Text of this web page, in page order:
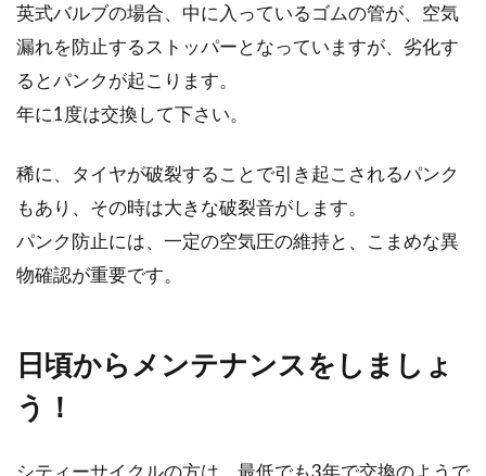
英式バルブの場合、中に入っているゴムの管が、空気
漏れを防止するストッパーとなっていますが、劣化す
るとパンクが起こります。
年に1度は交換して下さい。
稀に、タイヤが破裂することで引き起こされるパンク
もあり、その時は大きな破裂音がします。
パンク防止には、一定の空気圧の維持と、こまめな異
物確認が重要です。
日頃からメンテナンスをしましょ
う！
シティーサイクルの方は、最低でも3年で交換のようで